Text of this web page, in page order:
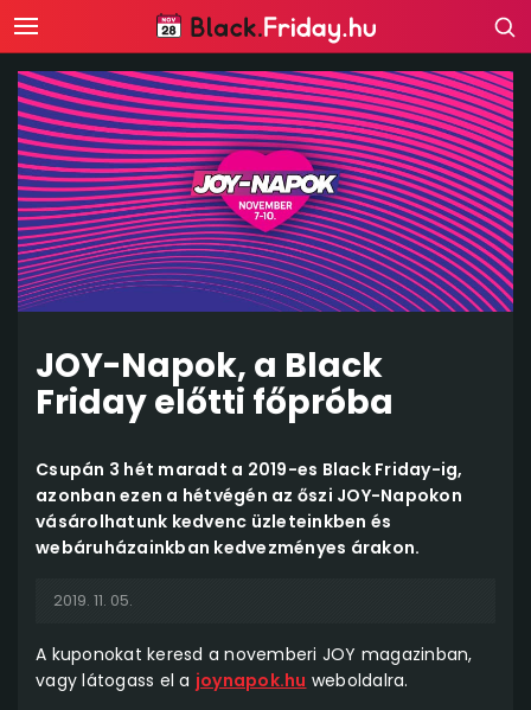
JOY-Napok, a Black
Friday előtti főpróba
Csupán 3 hét maradt a 2019-es Black Friday-ig,
azonban ezen a hétvégén az őszi JOY-Napokon
vásárolhatunk kedvenc üzleteinkben és
webáruházainkban kedvezményes árakon.
2019. 11. 05.
A kuponokat keresd a novemberi JOY magazinban,
vagy látogass el a joynapok.hu weboldalra.